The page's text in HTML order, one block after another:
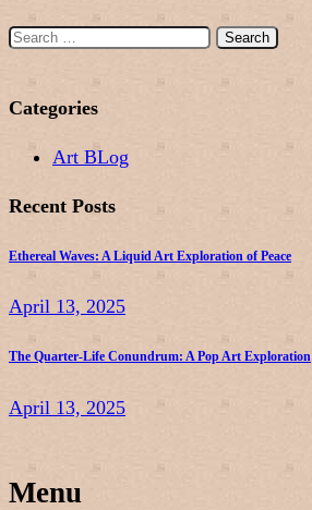
Search
Categories
Art BLog
Recent Posts
Ethereal Waves: A Liquid Art Exploration of Peace
April 13, 2025
The Quarter-Life Conundrum: A Pop Art Exploration
April 13, 2025
Menu